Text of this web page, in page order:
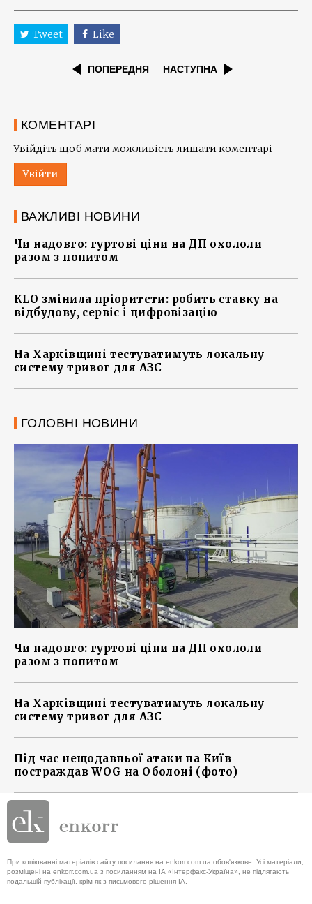
Tweet Like
ПОПЕРЕДНЯ НАСТУПНА
КОМЕНТАРІ
Увійдіть щоб мати можливість лишати коментарі
Увійти
ВАЖЛИВІ НОВИНИ
Чи надовго: гуртові ціни на ДП охололи
разом з попитом
KLO змінила пріоритети: робить ставку на
відбудову, сервіс і цифровізацію
На Харківщині тестуватимуть локальну
систему тривог для АЗС
ГОЛОВНІ НОВИНИ
Чи надовго: гуртові ціни на ДП охололи
разом з попитом
На Харківщині тестуватимуть локальну
систему тривог для АЗС
Під час нещодавньої атаки на Київ
постраждав WOG на Оболоні (фото)
При копіюванні матеріалів сайту посилання на enkorr.com.ua обов'язкове. Усі матеріали,
розміщені на enkorr.com.ua з посиланням на ІА «Інтерфакс-Україна», не підлягають
подальшій публікації, крім як з письмового рішення ІА.